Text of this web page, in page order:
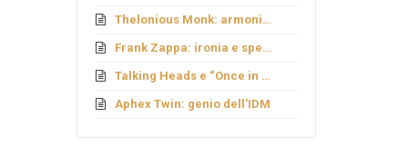
Thelonious Monk: armonie fuori schema
Frank Zappa: ironia e sperimentazione
Talking Heads e “Once in a Lifetime”
Aphex Twin: genio dell’IDM